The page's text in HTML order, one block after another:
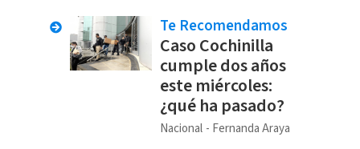
Te Recomendamos
Caso Cochinilla
cumple dos años
este miércoles:
¿qué ha pasado?
Nacional Fernanda Araya